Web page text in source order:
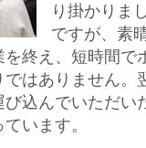
り掛かりま
ですが、素
終え、短時間で
はありません。
込んでいただい
います。